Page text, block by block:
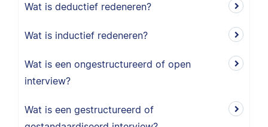
Wat is deductief redeneren?
Wat is inductief redeneren?
Wat is een ongestructureerd of open
interview?
Wat is een gestructureerd of